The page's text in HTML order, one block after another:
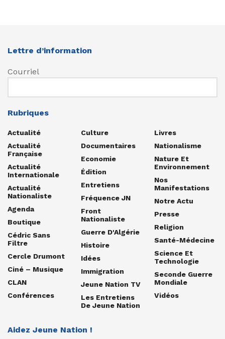
Lettre d’information
Courriel
Rubriques
Actualité
Actualité
Française
Actualité
Internationale
Actualité
Nationaliste
Agenda
Boutique
Cédric Sans
Filtre
Cercle Drumont
Ciné – Musique
CLAN
Conférences
Culture
Documentaires
Economie
Édition
Entretiens
Fréquence JN
Front
Nationaliste
Guerre D'Algérie
Histoire
Idées
Immigration
Jeune Nation TV
Les Entretiens
De Jeune Nation
Livres
Nationalisme
Nature Et
Environnement
Nos
Manifestations
Notre Actu
Presse
Religion
Santé-Médecine
Science Et
Technologie
Seconde Guerre
Mondiale
Vidéos
Aidez Jeune Nation !